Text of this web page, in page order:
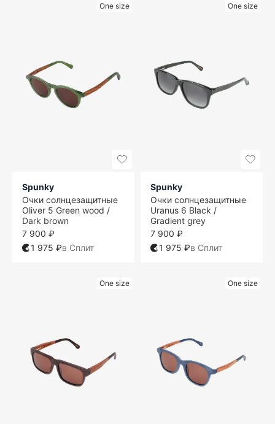
One size
Spunky
Очки солнцезащитные
Oliver 5 Green wood /
Dark brown
7 900 ₽
1 975 ₽в Сплит
One size
Spunky
Очки солнцезащитные
Uranus 6 Black /
Gradient grey
7 900 ₽
1 975 ₽в Сплит
One size One size